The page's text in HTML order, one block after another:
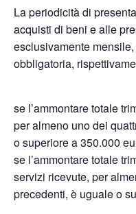
La periodicità di
acquisti di beni e alle
esclusivamente
obbligatoria,
se l’ammontare totale
per almeno uno dei
o superiore a 350.000
se l’ammontare totale
servizi ricevute, per
precedenti, è uguale o